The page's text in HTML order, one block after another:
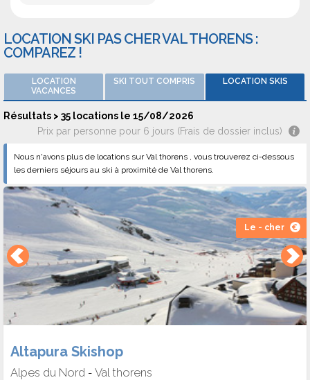
LOCATION SKI PAS CHER VAL THORENS :
COMPAREZ !
LOCATION
VACANCES
SKI TOUT COMPRIS LOCATION SKIS
Résultats > 35 locations le 15/08/2026
Prix par personne pour 6 jours (Frais de dossier inclus)
Nous n'avons plus de locations sur Val thorens , vous trouverez ci-dessous
les derniers séjours au ski à proximité de Val thorens.
Le - cher
Altapura Skishop
Alpes du Nord - Val thorens